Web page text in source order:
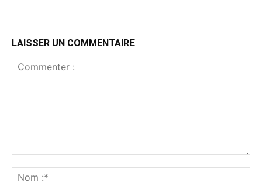
LAISSER UN COMMENTAIRE
:*